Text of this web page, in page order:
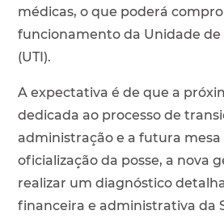
médicas, o que poderá
funcionamento da Unidade de
(UTI).
A expectativa é de que a
dedicada ao processo de
administração e a futura mesa
oficialização da posse, a nova
realizar um diagnóstico
financeira e administrativa da